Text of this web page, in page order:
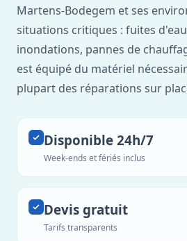
Martens-Bodegem et ses
situations critiques : fuites
inondations, pannes de
est équipé du matériel
plupart des réparations sur
Disponible 24h/7
Week-ends et fériés inclus
Devis gratuit
Tarifs transparents